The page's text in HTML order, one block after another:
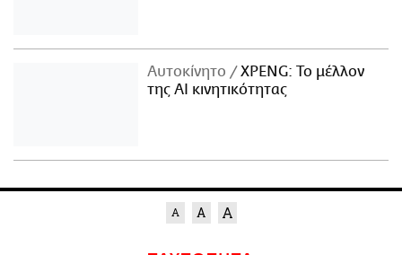
Αυτοκίνητο
XPENG: Το μέλλον
της AI κινητικότητας